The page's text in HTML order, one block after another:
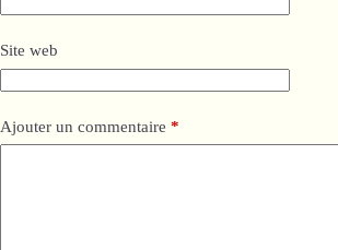
Site web
Ajouter un commentaire *